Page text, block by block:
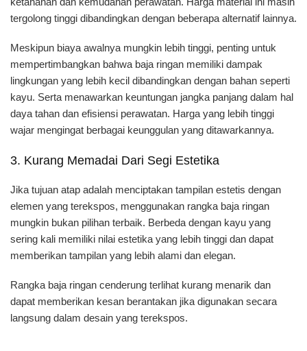
tergolong tinggi dibandingkan dengan beberapa alternatif lainnya.
Meskipun biaya awalnya mungkin lebih tinggi, penting untuk
mempertimbangkan bahwa baja ringan memiliki dampak
lingkungan yang lebih kecil dibandingkan dengan bahan seperti
kayu. Serta menawarkan keuntungan jangka panjang dalam hal
daya tahan dan efisiensi perawatan. Harga yang lebih tinggi
wajar mengingat berbagai keunggulan yang ditawarkannya.
3. Kurang Memadai Dari Segi Estetika
Jika tujuan atap adalah menciptakan tampilan estetis dengan
elemen yang terekspos, menggunakan rangka baja ringan
mungkin bukan pilihan terbaik. Berbeda dengan kayu yang
sering kali memiliki nilai estetika yang lebih tinggi dan dapat
memberikan tampilan yang lebih alami dan elegan.
Rangka baja ringan cenderung terlihat kurang menarik dan
dapat memberikan kesan berantakan jika digunakan secara
langsung dalam desain yang terekspos.